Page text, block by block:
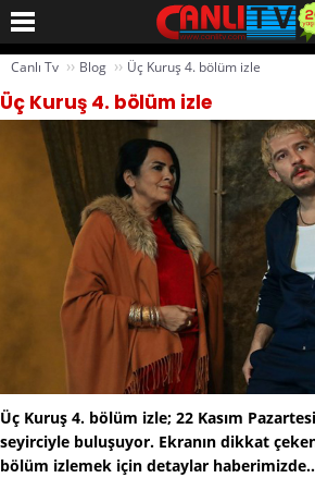
Canlı Tv ›› Blog ›› Üç Kuruş 4. bölüm izle
Üç Kuruş 4. bölüm izle
Üç Kuruş 4. bölüm izle; 22 Kasım
seyirciyle buluşuyor. Ekranın dikkat
bölüm izlemek için detaylar